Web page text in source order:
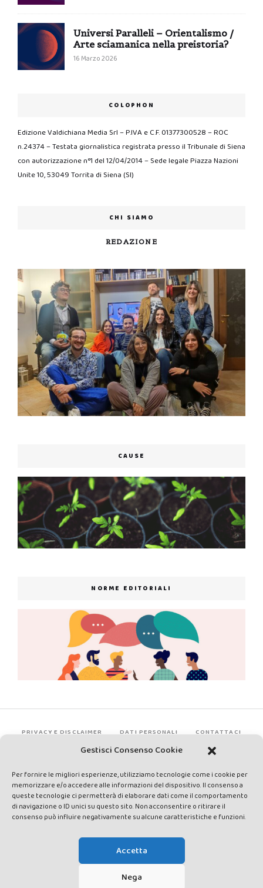
Gestisci Consenso Cookie
Per fornire le migliori esperienze, utilizziamo tecnologie come i cookie per
memorizzare e/o accedere alle informazioni del dispositivo. Il consenso a
queste tecnologie ci permetterà di elaborare dati come il comportamento
di navigazione o ID unici su questo sito. Non acconsentire o ritirare il
consenso può influire negativamente su alcune caratteristiche e funzioni.
Accetta
Nega
Universi Paralleli – Orientalismo /
Arte sciamanica nella preistoria?
16 Marzo 2026
COLOPHON
Edizione Valdichiana Media Srl – P.IVA e C.F. 01377300528 – ROC
n.24374 – Testata giornalistica registrata presso il Tribunale di Siena
con autorizzazione n°1 del 12/04/2014 – Sede legale Piazza Nazioni
Unite 10, 53049 Torrita di Siena (SI)
CHI SIAMO
REDAZIONE
CAUSE
NORME EDITORIALI
PRIVACY E DISCLAIMER DATI PERSONALI CONTATTACI
rights reserved - Testata registrata presso il Tribunale di Siena con
autorizzazione n°1 del 12/04/2014 - Direttrice Responsabile: Chiara
Cacace - E-mail: direzione@lavaldichiana.it - Editore: Valdichiana
Media Srl – P.IVA e C.F. 01377300528 –